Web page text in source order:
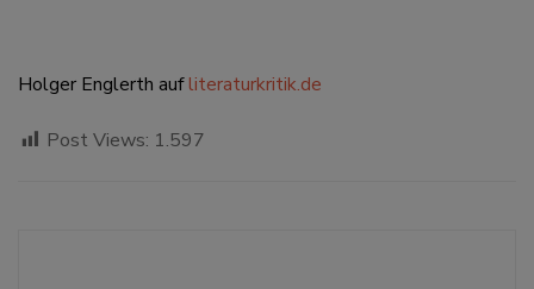
Holger Englerth aufliteraturkritik.de
Post Views: 1.597